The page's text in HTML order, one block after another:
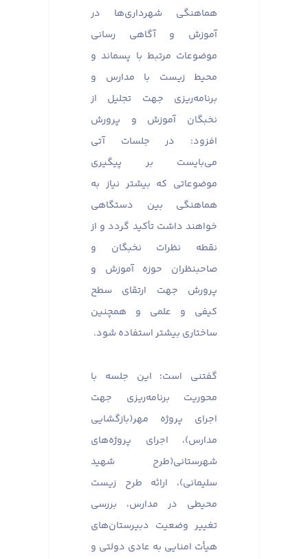
هماهنگی شهرداری‌ها در
آموزش و آگاهی رسانی
موضوعات مرتبط با پسماند و
محیط زیست با مدارس و
برنامه‌ریزی جهت تجلیل از
نخبگان آموزش و پرورش
افزود: در جلسات آتی
می‌بایست بر پیگیری
موضوعاتی که بیشتر نیاز به
هماهنگی بین دستگاهی
خواهند داشت تأکید گردد و از
نقطه نظرات نخبگان و
صاحبنظران حوزه آموزش و
پرورش جهت ارتقای سطح
کیفی و علمی و همچنین
ساختاری بیشتر استفاده شود.
گفتنی است؛ این جلسه با
محوریت برنامه‌ریزی جهت
اجرای پروژه مهر(بازگشایی
مدارس)، اجرای پروژه‌های
شهرستانی(طرح شهید
سلیمانی)، ارائه طرح زیست
محیطی در مدارس، بررسی
تغییر وضعیت دبیرستان‌‌های
هیأت امنایی به عادی دولتی و